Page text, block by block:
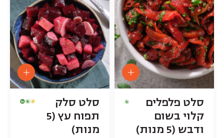
סלט פלפלים
קלוי בשום
ודבש (5 מנות)
סלט סלק
תפוח עץ (5
מנות)